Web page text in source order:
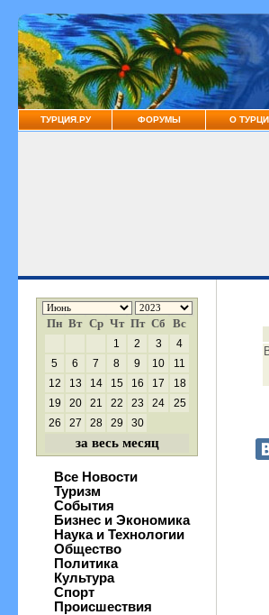
ТУРЦИЯ.РУ ФОРУМЫ О
Пн Вт Ср Чт Пт Сб Вс
1 2 3
4
5
6 7 8 9 10
11
12
13 14 15 16 17
18
19
20 21 22 23 24
25
26
27 28 29 30
за весь месяц
Все Новости
Туризм
События
Бизнес и Экономика
Наука и Технологии
Общество
Политика
Культура
Спорт
Происшествия